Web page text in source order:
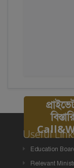
Useful
Education
Relevant